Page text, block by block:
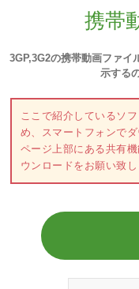
携帯
3GP,3G2の携帯動画ファイ
示する
ここで紹介しているソ
め、スマートフォンで
ページ上部にある共有
ウンロードをお願い致し